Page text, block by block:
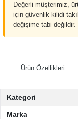
Değerli müşterimiz,
için güvenlik kilidi
değişime tabi değildir.
Ürün Özellikleri
Kategori
Marka